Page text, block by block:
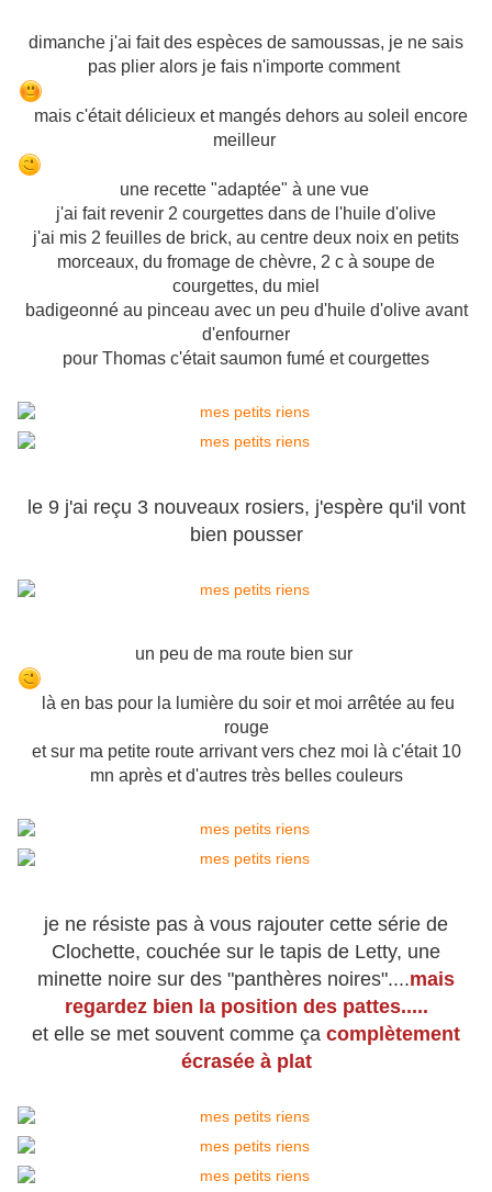
dimanche j'ai fait des espèces de samoussas, je ne sais
pas plier alors je fais n'importe comment
mais c'était délicieux et mangés dehors au soleil encore
meilleur
une recette "adaptée" à une vue
j'ai fait revenir 2 courgettes dans de l'huile d'olive
j'ai mis 2 feuilles de brick, au centre deux noix en petits
morceaux, du fromage de chèvre, 2 c à soupe de
courgettes, du miel
badigeonné au pinceau avec un peu d'huile d'olive avant
d'enfourner
pour Thomas c'était saumon fumé et courgettes
le 9 j'ai reçu 3 nouveaux rosiers, j'espère qu'il vont
bien pousser
un peu de ma route bien sur
là en bas pour la lumière du soir et moi arrêtée au feu
rouge
et sur ma petite route arrivant vers chez moi là c'était 10
mn après et d'autres très belles couleurs
je ne résiste pas à vous rajouter cette série de
Clochette, couchée sur le tapis de Letty, une
minette noire sur des "panthères noires"....mais
regardez bien la position des pattes.....
et elle se met souvent comme ça complètement
écrasée à plat